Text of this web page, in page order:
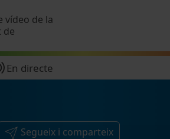
vídeo de la
de
En directe
Segueix i comparteix